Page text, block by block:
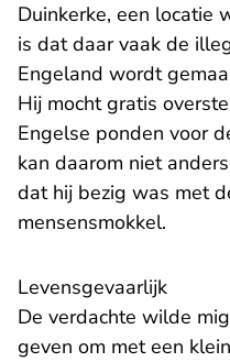
Duinkerke, een locatie
is dat daar vaak de
Engeland wordt
Hij mocht gratis
Engelse ponden voor
kan daarom niet
dat hij bezig was met
mensensmokkel.
Levensgevaarlijk
De verdachte wilde
geven om met een